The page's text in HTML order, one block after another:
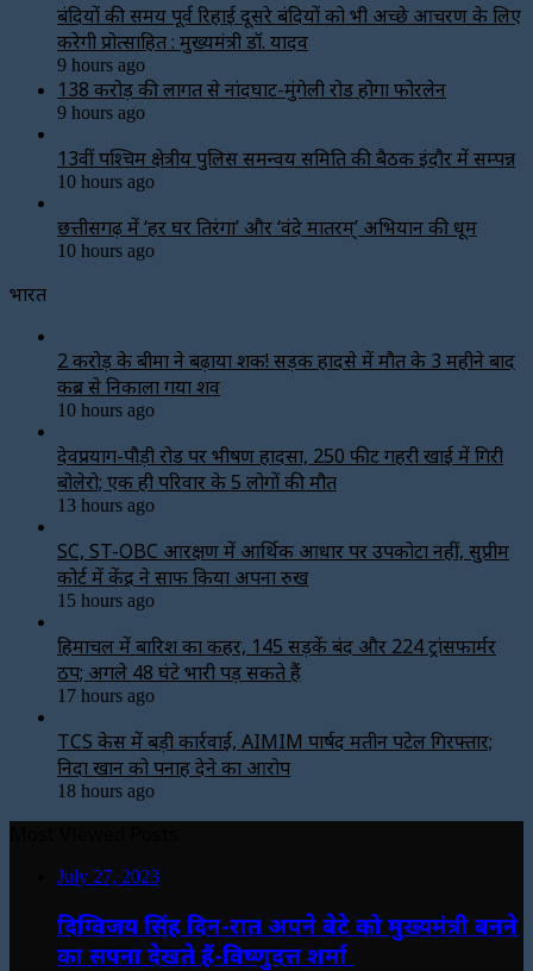
बंदियों की समय पूर्व रिहाई दूसरे बंदियों को भी अच्छे आचरण के लिए
करेगी प्रोत्साहित : मुख्यमंत्री डॉ. यादव
9 hours ago
138 करोड़ की लागत से नांदघाट-मुंगेली रोड होगा फोरलेन
9 hours ago
13वीं पश्चिम क्षेत्रीय पुलिस समन्वय समिति की बैठक इंदौर में सम्पन्न
10 hours ago
छत्तीसगढ़ में ‘हर घर तिरंगा’ और ‘वंदे मातरम्’ अभियान की धूम
10 hours ago
भारत
2 करोड़ के बीमा ने बढ़ाया शक! सड़क हादसे में मौत के 3 महीने बाद
कब्र से निकाला गया शव
10 hours ago
देवप्रयाग-पौड़ी रोड पर भीषण हादसा, 250 फीट गहरी खाई में गिरी
बोलेरो; एक ही परिवार के 5 लोगों की मौत
13 hours ago
SC, ST-OBC आरक्षण में आर्थिक आधार पर उपकोटा नहीं, सुप्रीम
कोर्ट में केंद्र ने साफ किया अपना रुख
15 hours ago
हिमाचल में बारिश का कहर, 145 सड़कें बंद और 224 ट्रांसफार्मर
ठप; अगले 48 घंटे भारी पड़ सकते हैं
17 hours ago
TCS केस में बड़ी कार्रवाई, AIMIM पार्षद मतीन पटेल गिरफ्तार;
निदा खान को पनाह देने का आरोप
18 hours ago
July 27, 2023
दिग्विजय सिंह दिन-रात अपने बेटे को मुख्यमंत्री बनने
का सपना देखते हैं-विष्णुदत्त शर्मा